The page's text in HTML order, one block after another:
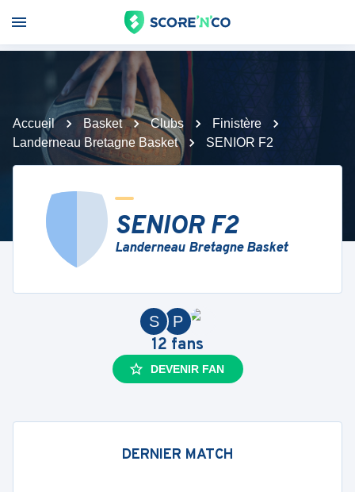
Accueil Basket Clubs
Finistère
Landerneau Bretagne Basket
SENIOR F2
SENIOR F2
Landerneau Bretagne Basket
P
S
12 fans
DEVENIR FAN
DERNIER MATCH